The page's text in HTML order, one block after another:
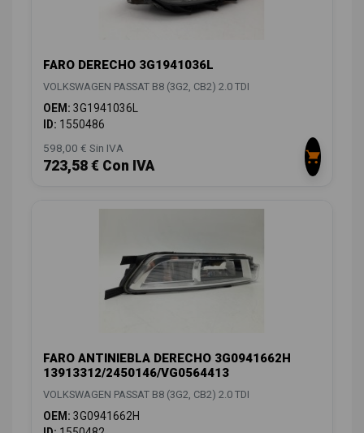
FARO DERECHO 3G1941036L
VOLKSWAGEN PASSAT B8 (3G2, CB2) 2.0 TDI
OEM: 3G1941036L
ID: 1550486
598,00 € Sin IVA
723,58 € Con IVA
FARO ANTINIEBLA DERECHO 3G0941662H
13913312/2450146/VG0564413
VOLKSWAGEN PASSAT B8 (3G2, CB2) 2.0 TDI
OEM: 3G0941662H